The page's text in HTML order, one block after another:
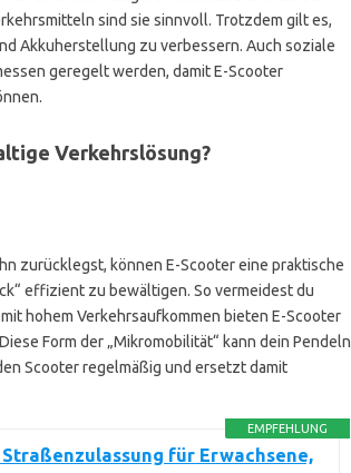
sind sie sinnvoll. Trotzdem gilt es,
Akkuherstellung zu verbessern. Auch soziale
geregelt werden, damit E-Scooter
Verkehrslösung?
zurücklegst, können E-Scooter eine praktische
effizient zu bewältigen. So vermeidest du
hohem Verkehrsaufkommen bieten E-Scooter
Form der „Mikromobilität“ kann dein Pendeln
Scooter regelmäßig und ersetzt damit
EMPFEHLUNG
für Erwachsene,